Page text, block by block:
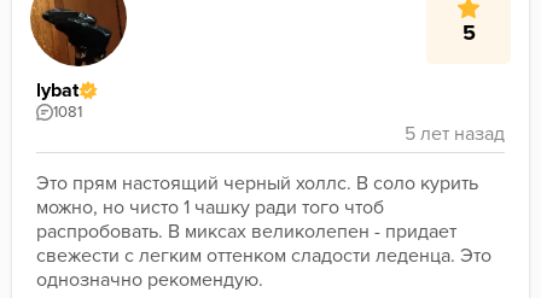
5
lybat
1081
Это прям настоящий черный холлс. В соло курить
можно, но чисто 1 чашку ради того чтоб
распробовать. В миксах великолепен - придает
свежести с легким оттенком сладости леденца. Это
однозначно рекомендую.